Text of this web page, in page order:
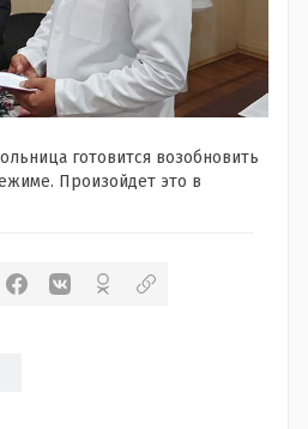
готовится возобновить
Произойдет это в